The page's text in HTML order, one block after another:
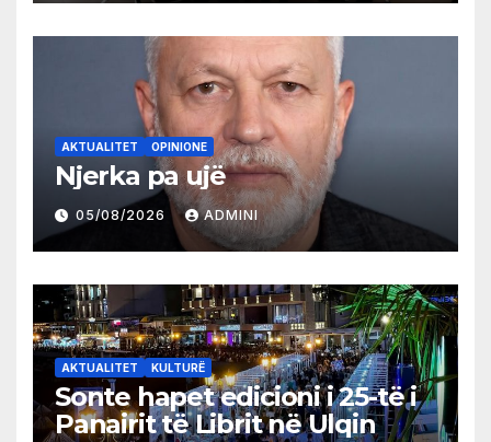
AKTUALITET OPINIONE
Njerka pa ujë
05/08/2026 ADMINI
AKTUALITET KULTURË
Sonte hapet edicioni i 25-të i
Panairit të Librit në Ulqin